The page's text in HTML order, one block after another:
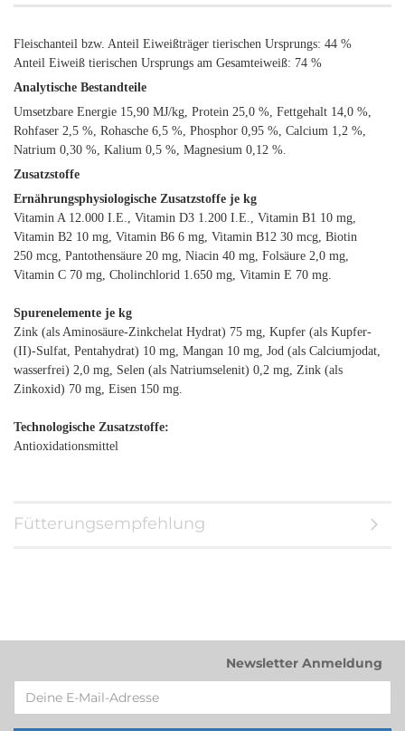
Fleischanteil bzw. Anteil Eiweißträger tierischen Ursprungs: 44 %
Anteil Eiweiß tierischen Ursprungs am Gesamteiweiß: 74 %
Analytische Bestandteile
Umsetzbare Energie 15,90 MJ/kg, Protein 25,0 %, Fettgehalt 14,0 %,
Rohfaser 2,5 %, Rohasche 6,5 %, Phosphor 0,95 %, Calcium 1,2 %,
Natrium 0,30 %, Kalium 0,5 %, Magnesium 0,12 %.
Zusatzstoffe
Ernährungsphysiologische Zusatzstoffe je kg
Vitamin A 12.000 I.E., Vitamin D3 1.200 I.E., Vitamin B1 10 mg,
Vitamin B2 10 mg, Vitamin B6 6 mg, Vitamin B12 30 mcg, Biotin
250 mcg, Pantothensäure 20 mg, Niacin 40 mg, Folsäure 2,0 mg,
Vitamin C 70 mg, Cholinchlorid 1.650 mg, Vitamin E 70 mg.
Spurenelemente je kg
Zink (als Aminosäure-Zinkchelat Hydrat) 75 mg, Kupfer (als Kupfer-
(II)-Sulfat, Pentahydrat) 10 mg, Mangan 10 mg, Jod (als Calciumjodat,
wasserfrei) 2,0 mg, Selen (als Natriumselenit) 0,2 mg, Zink (als
Zinkoxid) 70 mg, Eisen 150 mg.
Technologische Zusatzstoffe:
Antioxidationsmittel
Fütterungsempfehlung
Newsletter Anmeldung